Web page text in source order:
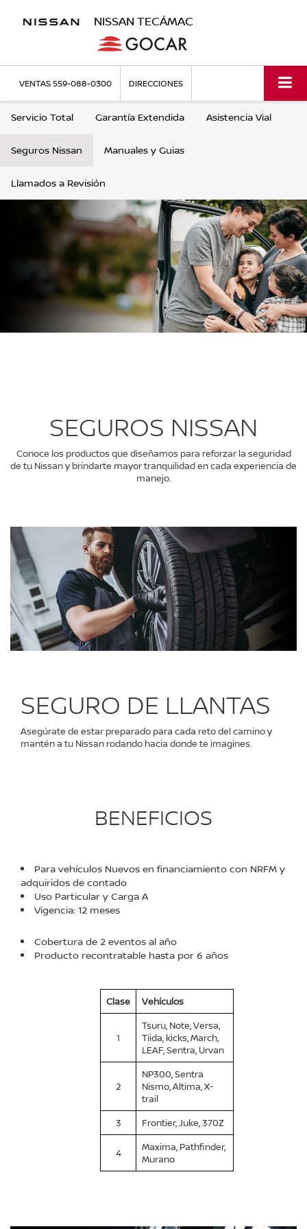
NISSAN TECÁMAC
VENTAS559-088-0300 DIRECCIONES
Servicio Total Garantía Extendida Asistencia Vial
Seguros Nissan Manuales y Guias
Llamados a Revisión
SEGUROS NISSAN
Conoce los productos que diseñamos para reforzar la seguridad
de tu Nissan y brindarte mayor tranquilidad en cada experiencia de
manejo.
SEGURO DE LLANTAS
Asegúrate de estar preparado para cada reto del camino y
mantén a tu Nissan rodando hacia donde te imagines.
BENEFICIOS
Para vehículos Nuevos en financiamiento con NRFM y
adquiridos de contado
Uso Particular y Carga A
Vigencia: 12 meses
Cobertura de 2 eventos al año
Producto recontratable hasta por 6 años
Clase Vehículos
1
Tsuru, Note, Versa,
Tiida, kicks, March,
LEAF, Sentra, Urvan
2
NP300, Sentra
Nismo, Altima, X-
trail
3
Frontier, Juke, 370Z
4
Maxima, Pathfinder,
Murano